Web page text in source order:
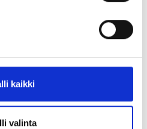
kaikki
valinta
vyöhykkeelle
ja luovia